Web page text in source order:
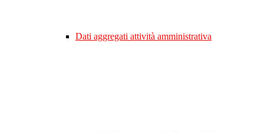
Dati aggregati attività amministrativa